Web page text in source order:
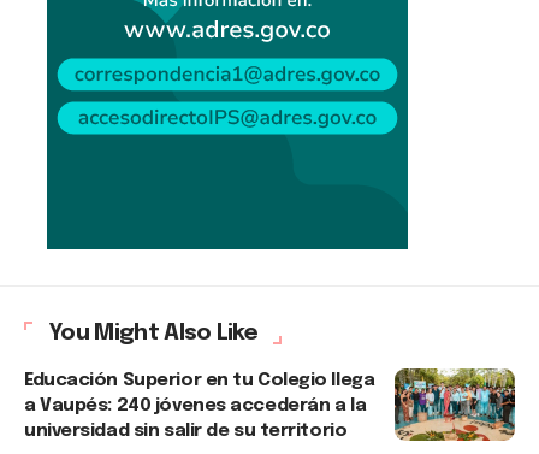
You Might Also Like
Educación Superior en tu Colegio llega
a Vaupés: 240 jóvenes accederán a la
universidad sin salir de su territorio